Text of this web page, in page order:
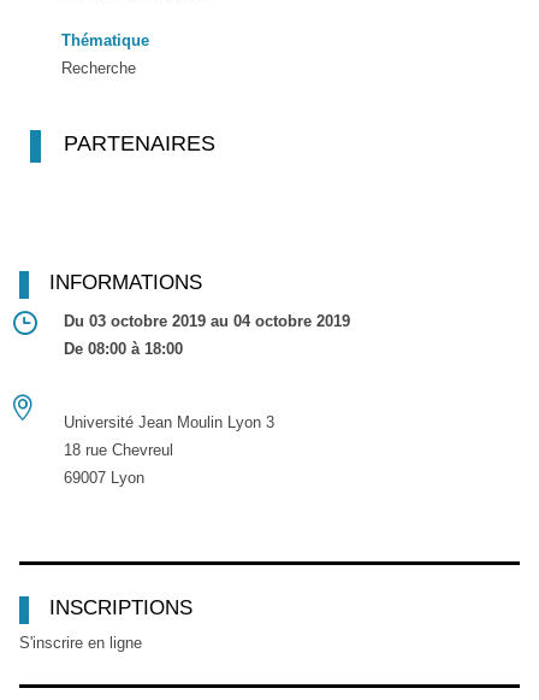
Thématique
Recherche
PARTENAIRES
INFORMATIONS
Du 03 octobre 2019 au 04 octobre 2019
De 08:00 à 18:00
Université Jean Moulin Lyon 3
18 rue Chevreul
69007 Lyon
INSCRIPTIONS
S'inscrire en ligne